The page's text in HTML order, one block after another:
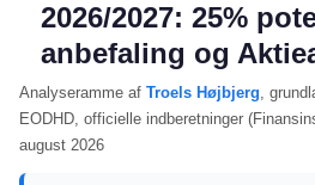
2026/2027: 25%
anbefaling og
Analyseramme af Troels Højbjerg,
EODHD, officielle indberetninger (
august 2026